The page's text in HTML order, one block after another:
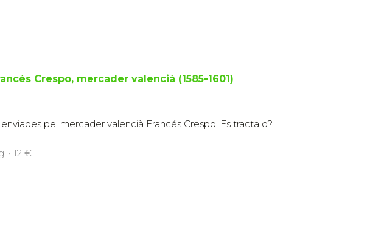
Crespo, mercader valencià (1585-1601)
pel mercader valencià Francés Crespo. Es tracta d?
· 12 €